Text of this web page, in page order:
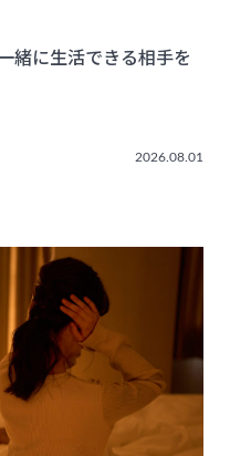
緒に生活できる相手を
2026.08.01